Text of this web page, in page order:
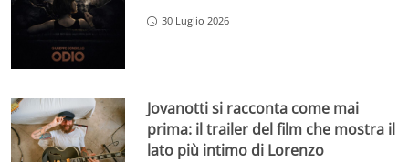
30 Luglio 2026
Jovanotti si racconta come mai
prima: il trailer del film che mostra il
lato più intimo di Lorenzo